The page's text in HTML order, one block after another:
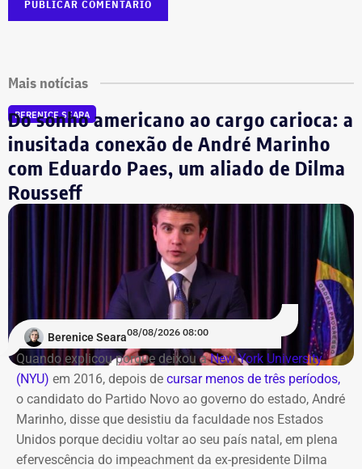
Mais notícias
BERENICE SEARA
Do sonho americano ao cargo carioca: a
inusitada conexão de André Marinho
com Eduardo Paes, um aliado de Dilma
Rousseff
Berenice Seara08/08/2026 08:00
Quando explicou porque deixou aNew York University
(NYU) em 2016, depois de cursar menos de três períodos,
o candidato do Partido Novo ao governo do estado, André
Marinho, disse que desistiu da faculdade nos Estados
Unidos porque decidiu voltar ao seu país natal, em plena
efervescência do impeachment da ex-presidente Dilma